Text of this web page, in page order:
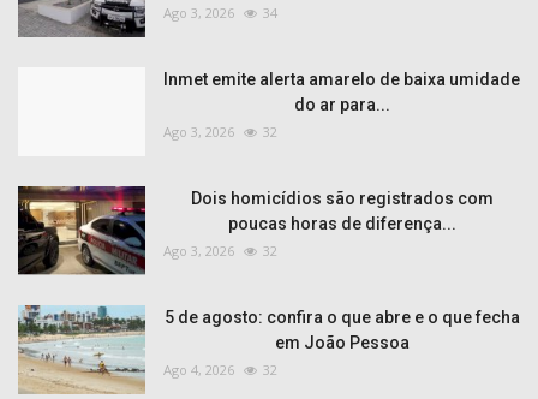
Ago 3, 2026 34
Inmet emite alerta amarelo de baixa umidade
do ar para...
Ago 3, 2026 32
Dois homicídios são registrados com
poucas horas de diferença...
Ago 3, 2026 32
5 de agosto: confira o que abre e o que fecha
em João Pessoa
Ago 4, 2026 32